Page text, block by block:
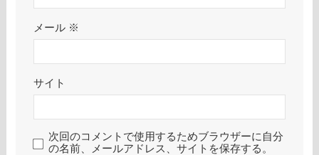
メール ※
サイト
次回のコメントで使用するためブラウザーに自分
の名前、メールアドレス、サイトを保存する。